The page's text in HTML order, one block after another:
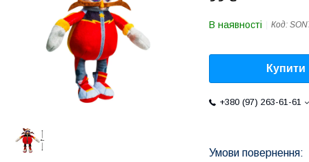
В наявності Код:
Купити
+380 (97) 263-61-61